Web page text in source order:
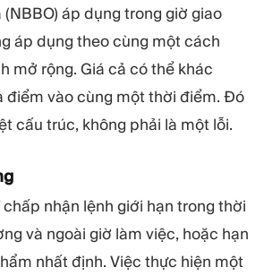
(NBBO) áp dụng trong giờ giao
áp dụng theo cùng một cách
mở rộng. Giá cả có thể khác
điểm vào cùng một thời điểm. Đó
cấu trúc, không phải là một lỗi.
nhận lệnh giới hạn trong thời
và ngoài giờ làm việc, hoặc hạn
nhất định. Việc thực hiện một